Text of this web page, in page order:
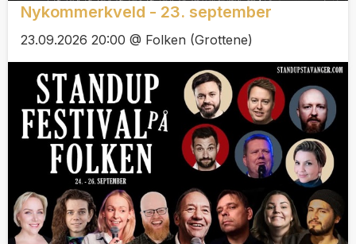
Nykommerkveld - 23. september
23.09.2026 20:00 @ Folken (Grottene)